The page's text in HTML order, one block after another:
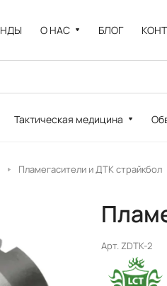
О НАС БЛОГ
Тактическая медицина
Пламегасители и ДТК страйкбол
Арт. ZDTK-2